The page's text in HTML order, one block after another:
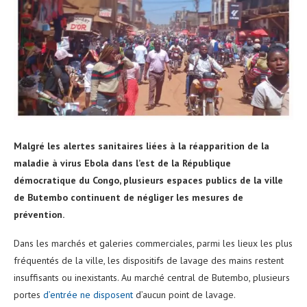
Malgré les alertes sanitaires liées à la réapparition de la
maladie à virus Ebola dans l’est de la République
démocratique du Congo, plusieurs espaces publics de la ville
de Butembo continuent de négliger les mesures de
prévention.
Dans les marchés et galeries commerciales, parmi les lieux les plus
fréquentés de la ville, les dispositifs de lavage des mains restent
insuffisants ou inexistants. Au marché central de Butembo, plusieurs
portes d’entrée ne disposent d’aucun point de lavage.